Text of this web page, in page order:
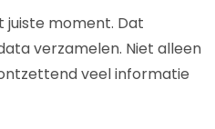
juiste moment. Dat
verzamelen. Niet alleen
veel informatie